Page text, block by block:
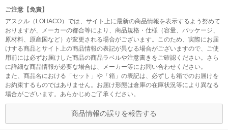
ご注意【免責】
アスクル（LOHACO）では、サイト上に最新の商品情報を表示するよう努めて
おりますが、メーカーの都合等により、商品規格・仕様（容量、パッケージ、
原材料、原産国など）が変更される場合がございます。このため、実際にお届
けする商品とサイト上の商品情報の表記が異なる場合がございますので、ご使
用前には必ずお届けした商品の商品ラベルや注意書きをご確認ください。さら
に詳細な商品情報が必要な場合は、メーカー等にお問い合わせください。
また、商品名における「セット」や「箱」の表記は、必ずしも箱でのお届けを
お約束するものではありません。お届け形態は倉庫の在庫状況等により異なる
場合がございます。あらかじめご了承ください。
商品情報の誤りを報告する